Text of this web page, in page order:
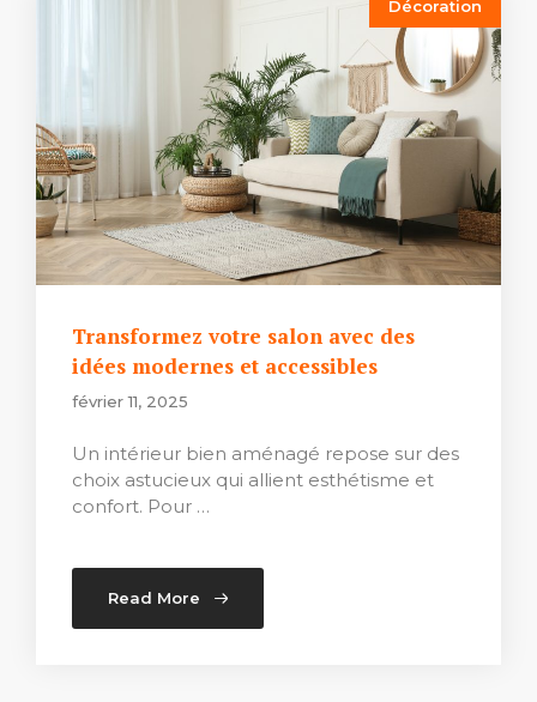
Décoration
Transformez votre salon avec des
idées modernes et accessibles
février 11, 2025
Un intérieur bien aménagé repose sur des
choix astucieux qui allient esthétisme et
confort. Pour …
Read More